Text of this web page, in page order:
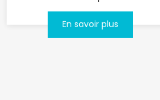
En savoir plus